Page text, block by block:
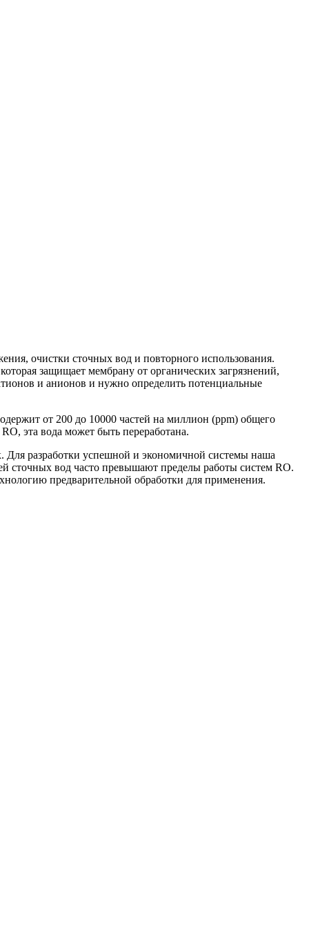
очистки сточных вод и повторного использования.
защищает мембрану от органических загрязнений,
и анионов и нужно определить потенциальные
от 200 до 10000 частей на миллион (ppm) общего
эта вода может быть переработана.
Для разработки успешной и экономичной системы наша
сточных вод часто превышают пределы работы систем RO.
предварительной обработки для применения.